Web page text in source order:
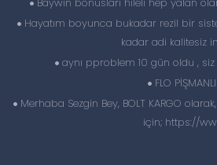
Hayatım boyunca bukadar rezil bir
kadar adi kalitesiz
aynı pproblem 10 gün oldu ,
FLO
Merhaba Sezgin Bey, BOLT KARGO
için; https://